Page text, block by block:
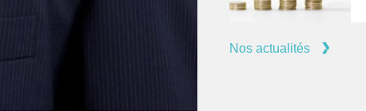
Nos actualités